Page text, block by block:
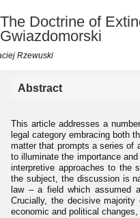
The Doctrine of
Gwiazdomorski
Rzewuski
Abstract
This article addresses a
legal category embracing both
matter that prompts a series of
to illuminate the importance
interpretive approaches to the
the subject, the discussion is
law – a field which assumed
Crucially, the decisive
economic and political